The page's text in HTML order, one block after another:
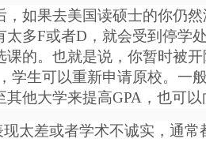
，如果去美国读硕士的你仍
太多F或者D，就会受到停学
课的。也就是说，你暂时被
学生可以重新申请原校。一
其他大学来提高GPA，也可
太差或者学术不诚实，通